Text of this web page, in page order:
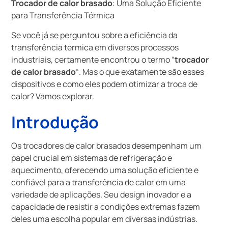
Trocador de calor brasado: Uma Solução Eficiente
para Transferência Térmica
Se você já se perguntou sobre a eficiência da
transferência térmica em diversos processos
industriais, certamente encontrou o termo “trocador
de calor brasado“. Mas o que exatamente são esses
dispositivos e como eles podem otimizar a troca de
calor? Vamos explorar.
Introdução
Os trocadores de calor brasados desempenham um
papel crucial em sistemas de refrigeração e
aquecimento, oferecendo uma solução eficiente e
confiável para a transferência de calor em uma
variedade de aplicações. Seu design inovador e a
capacidade de resistir a condições extremas fazem
deles uma escolha popular em diversas indústrias.